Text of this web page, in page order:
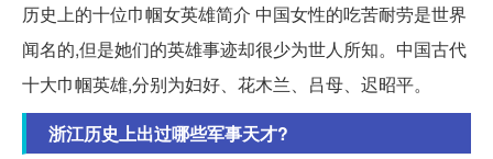
历史上的十位巾帼女英雄简介 中国女性的吃苦耐劳是世界
闻名的,但是她们的英雄事迹却很少为世人所知。中国古代
十大巾帼英雄,分别为妇好、花木兰、吕母、迟昭平。
浙江历史上出过哪些军事天才?